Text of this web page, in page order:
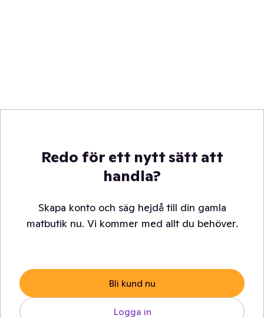
Redo för ett nytt sätt att
handla?
Skapa konto och säg hejdå till din gamla
matbutik nu. Vi kommer med allt du behöver.
Bli kund nu
Logga in